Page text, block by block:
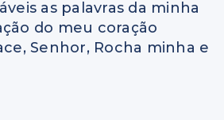
as palavras da minha
do meu coração
Senhor, Rocha minha e